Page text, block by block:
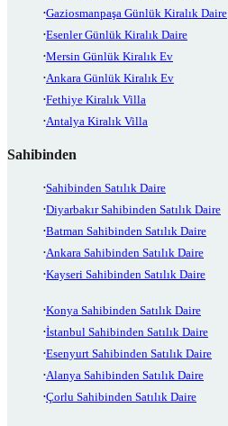
Gaziosmanpaşa Günlük Kiralık Daire
Esenler Günlük Kiralık Daire
Mersin Günlük Kiralık Ev
Ankara Günlük Kiralık Ev
Fethiye Kiralık Villa
Antalya Kiralık Villa
Sahibinden
Sahibinden Satılık Daire
Diyarbakır Sahibinden Satılık Daire
Batman Sahibinden Satılık Daire
Ankara Sahibinden Satılık Daire
Kayseri Sahibinden Satılık Daire
Konya Sahibinden Satılık Daire
İstanbul Sahibinden Satılık Daire
Esenyurt Sahibinden Satılık Daire
Alanya Sahibinden Satılık Daire
Çorlu Sahibinden Satılık Daire